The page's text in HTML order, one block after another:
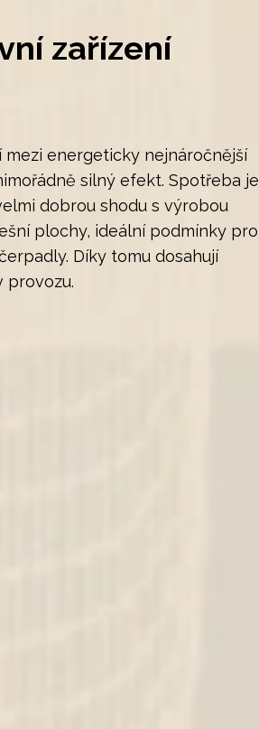
zařízení
energeticky nejnáročnější
silný efekt. Spotřeba je
dobrou shodu s výrobou
plochy, ideální podmínky pro
Díky tomu dosahují
provozu.